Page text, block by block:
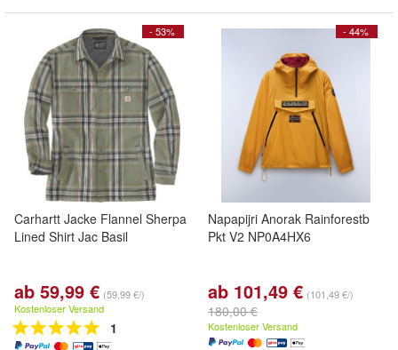
- 53%
Carhartt Jacke Flannel Sherpa
Lined Shirt Jac Basil
ab 59,99 € (59,99 €/)
Kostenloser Versand
1
- 44%
Napapijri Anorak Rainforestb
Pkt V2 NP0A4HX6
ab 101,49 € (101,49 €/)
180,00 €
Kostenloser Versand